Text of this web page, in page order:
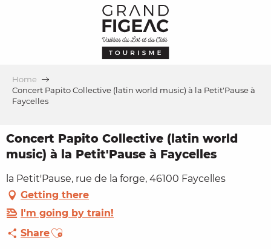
Home
Concert Papito Collective (latin world music) à la Petit'Pause à
Faycelles
Concert Papito Collective (latin world
music) à la Petit'Pause à Faycelles
la Petit'Pause, rue de la forge, 46100 Faycelles
Getting there
I'm going by train!
ShareAjouter aux favoris